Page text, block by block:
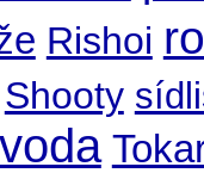
Rishoi
Shooty